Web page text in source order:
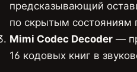
предсказывающий
по скрытым состояниям
Mimi Codec Decoder —
16 кодовых книг в